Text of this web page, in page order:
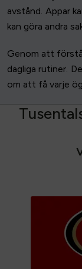
avstånd. Appar
kan göra andra
Genom att
dagliga rutiner.
om att få varje
Tusental